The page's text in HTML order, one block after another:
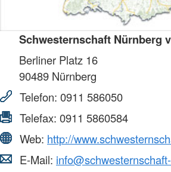
Schwesternschaft Nürnberg
Berliner Platz 16
90489 Nürnberg
Telefon: 0911 586050
Telefax: 0911 5860584
Web: http://
E-Mail: